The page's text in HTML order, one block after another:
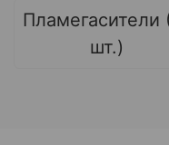
Пламегасители
шт.)